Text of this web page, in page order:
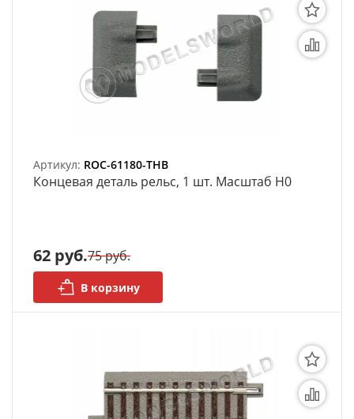
Модели из ФП смолы
Детские товары
АРХИВ
Артикул: ROC-61180-THB
Концевая деталь рельс, 1 шт. Масштаб H0
62 руб.75 руб.
В корзину